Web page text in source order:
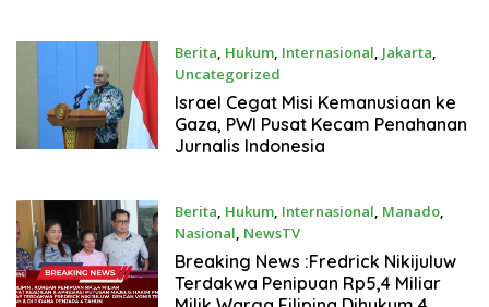
Berita, Hukum, Internasional, Jakarta,
Uncategorized
Mei 19, 2026
Israel Cegat Misi Kemanusiaan ke
Gaza, PWI Pusat Kecam Penahanan
Jurnalis Indonesia
Berita, Hukum, Internasional, Manado,
Nasional, NewsTV
April 24, 2026
Breaking News :Fredrick Nikijuluw
Terdakwa Penipuan Rp5,4 Miliar